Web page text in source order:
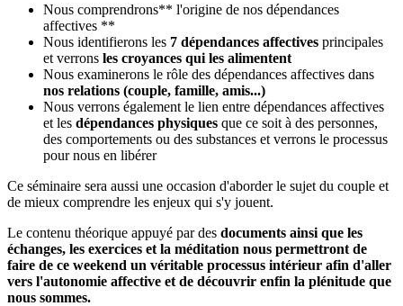
Nous comprendrons** l'origine de nos dépendances
affectives **
Nous identifierons les 7 dépendances affectives principales
et verrons les croyances qui les alimentent
Nous examinerons le rôle des dépendances affectives dans
nos relations (couple, famille, amis...)
Nous verrons également le lien entre dépendances affectives
et les dépendances physiques que ce soit à des personnes,
des comportements ou des substances et verrons le processus
pour nous en libérer
Ce séminaire sera aussi une occasion d'aborder le sujet du couple et
de mieux comprendre les enjeux qui s'y jouent.
Le contenu théorique appuyé par des documents ainsi que les
échanges, les exercices et la méditation nous permettront de
faire de ce weekend un véritable processus intérieur afin d'aller
vers l'autonomie affective et de découvrir enfin la plénitude que
nous sommes.